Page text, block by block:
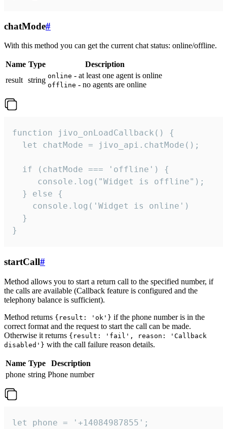
chatMode#
With this method you can get the current chat status: online/offline.
Name Type
Description
result string online - at least one agent is online
offline - no agents are online
function jivo_onLoadCallback() {
  let chatMode = jivo_api.chatMode();
  if (chatMode === 'offline') {
     console.log("Widget is offline");
  } else {
    console.log('Widget is online')
  }
}
startCall#
Method allows you to start a return call to the specified number, if
the calls are available (Callback feature is configured and the
telephony balance is sufficient).
Method returns {result: 'ok'} if the phone number is in the
correct format and the request to start the call can be made.
Otherwise it returns {result: 'fail', reason: 'Callback
disabled'} with the call failure reason details.
Name Type
Description
phone string Phone number
let phone = '+14084987855';